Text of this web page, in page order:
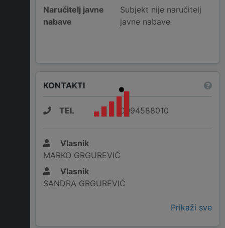
Naručitelj javne
nabave
Subjekt nije naručitelj
javne nabave
KONTAKTI
TEL 0994588010
Vlasnik
MARKO GRGUREVIĆ
Vlasnik
SANDRA GRGUREVIĆ
Prikaži sve